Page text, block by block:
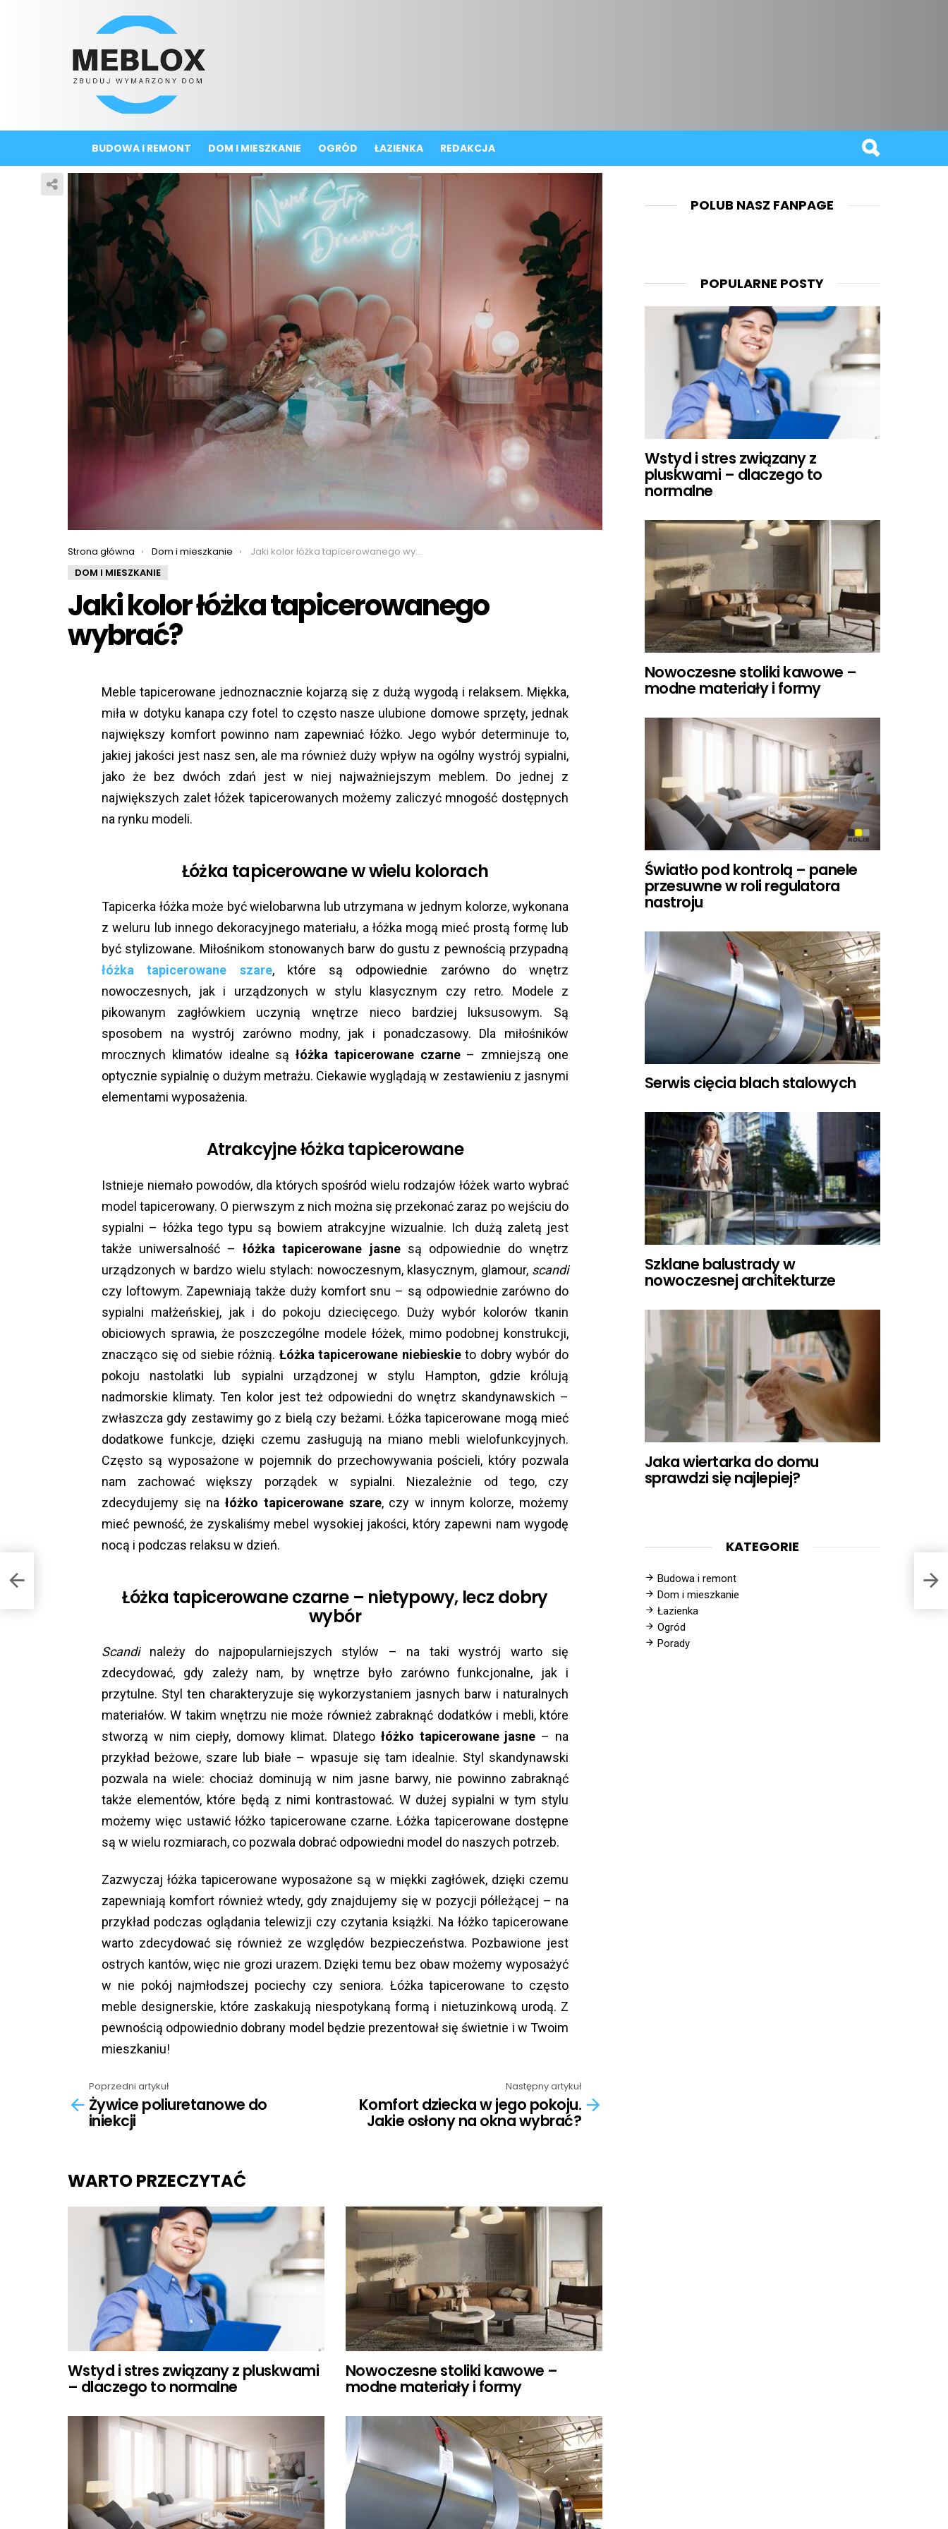
BUDOWA I REMONT DOM I MIESZKANIE OGRÓD ŁAZIENKA REDAKCJA
You are here:
Strona główna Dom i mieszkanie
Jaki kolor łóżka tapicerowanego wybrać?
DOM I MIESZKANIE
Jaki kolor łóżka tapicerowanego
wybrać?
Meble tapicerowane jednoznacznie kojarzą się z dużą wygodą i relaksem. Miękka,
miła w dotyku kanapa czy fotel to często nasze ulubione domowe sprzęty, jednak
największy komfort powinno nam zapewniać łóżko. Jego wybór determinuje to,
jakiej jakości jest nasz sen, ale ma również duży wpływ na ogólny wystrój sypialni,
jako że bez dwóch zdań jest w niej najważniejszym meblem. Do jednej z
największych zalet łóżek tapicerowanych możemy zaliczyć mnogość dostępnych
na rynku modeli.
Łóżka tapicerowane w wielu kolorach
Tapicerka łóżka może być wielobarwna lub utrzymana w jednym kolorze, wykonana
z weluru lub innego dekoracyjnego materiału, a łóżka mogą mieć prostą formę lub
być stylizowane. Miłośnikom stonowanych barw do gustu z pewnością przypadną
łóżka tapicerowane szare, które są odpowiednie zarówno do wnętrz
nowoczesnych, jak i urządzonych w stylu klasycznym czy retro. Modele z
pikowanym zagłówkiem uczynią wnętrze nieco bardziej luksusowym. Są
sposobem na wystrój zarówno modny, jak i ponadczasowy. Dla miłośników
mrocznych klimatów idealne sąłóżka tapicerowane czarne – zmniejszą one
optycznie sypialnię o dużym metrażu. Ciekawie wyglądają w zestawieniu z jasnymi
elementami wyposażenia.
Atrakcyjne łóżka tapicerowane
Istnieje niemało powodów, dla których spośród wielu rodzajów łóżek warto wybrać
model tapicerowany. O pierwszym z nich można się przekonać zaraz po wejściu do
sypialni – łóżka tego typu są bowiem atrakcyjne wizualnie. Ich dużą zaletą jest
także uniwersalność –łóżka tapicerowane jasne są odpowiednie do wnętrz
urządzonych w bardzo wielu stylach: nowoczesnym, klasycznym, glamour,scandi
czy loftowym. Zapewniają także duży komfort snu – są odpowiednie zarówno do
sypialni małżeńskiej, jak i do pokoju dziecięcego. Duży wybór kolorów tkanin
obiciowych sprawia, że poszczególne modele łóżek, mimo podobnej konstrukcji,
znacząco się od siebie różnią. Łóżka tapicerowane niebieskieto dobry wybór do
pokoju nastolatki lub sypialni urządzonej w stylu Hampton, gdzie królują
nadmorskie klimaty. Ten kolor jest też odpowiedni do wnętrz skandynawskich –
zwłaszcza gdy zestawimy go z bielą czy beżami. Łóżka tapicerowane mogą mieć
dodatkowe funkcje, dzięki czemu zasługują na miano mebli wielofunkcyjnych.
Często są wyposażone w pojemnik do przechowywania pościeli, który pozwala
nam zachować większy porządek w sypialni. Niezależnie od tego, czy
zdecydujemy się na łóżko tapicerowane szare, czy w innym kolorze, możemy
mieć pewność, że zyskaliśmy mebel wysokiej jakości, który zapewni nam wygodę
nocą i podczas relaksu w dzień.
Łóżka tapicerowane czarne – nietypowy, lecz dobry
wybór
Scandinależy do najpopularniejszych stylów – na taki wystrój warto się
zdecydować, gdy zależy nam, by wnętrze było zarówno funkcjonalne, jak i
przytulne. Styl ten charakteryzuje się wykorzystaniem jasnych barw i naturalnych
materiałów. W takim wnętrzu nie może również zabraknąć dodatków i mebli, które
stworzą w nim ciepły, domowy klimat. Dlatego łóżko tapicerowane jasne – na
przykład beżowe, szare lub białe – wpasuje się tam idealnie. Styl skandynawski
pozwala na wiele: chociaż dominują w nim jasne barwy, nie powinno zabraknąć
także elementów, które będą z nimi kontrastować. W dużej sypialni w tym stylu
możemy więc ustawić łóżko tapicerowane czarne. Łóżka tapicerowane dostępne
są w wielu rozmiarach, co pozwala dobrać odpowiedni model do naszych potrzeb.
Zazwyczaj łóżka tapicerowane wyposażone są w miękki zagłówek, dzięki czemu
zapewniają komfort również wtedy, gdy znajdujemy się w pozycji półleżącej – na
przykład podczas oglądania telewizji czy czytania książki. Na łóżko tapicerowane
warto zdecydować się również ze względów bezpieczeństwa. Pozbawione jest
ostrych kantów, więc nie grozi urazem. Dzięki temu bez obaw możemy wyposażyć
w nie pokój najmłodszej pociechy czy seniora. Łóżka tapicerowane to często
meble designerskie, które zaskakują niespotykaną formą i nietuzinkową urodą. Z
pewnością odpowiednio dobrany model będzie prezentował się świetnie i w Twoim
mieszkaniu!
more
Poprzedni artykuł
Żywice poliuretanowe do
iniekcji
Następny artykuł
Komfort dziecka w jego pokoju.
Jakie osłony na okna wybrać?
WARTO PRZECZYTAĆ
Wstyd i stres związany z pluskwami
– dlaczego to normalne
Nowoczesne stoliki kawowe –
modne materiały i formy
POLUB NASZ FANPAGE
POPULARNE POSTY
Wstyd i stres związany z
pluskwami – dlaczego to
normalne
Nowoczesne stoliki kawowe –
modne materiały i formy
Światło pod kontrolą – panele
przesuwne w roli regulatora
nastroju
Serwis cięcia blach stalowych
Szklane balustrady w
nowoczesnej architekturze
Jaka wiertarka do domu
sprawdzi się najlepiej?
KATEGORIE
Budowa i remont
Dom i mieszkanie
Łazienka
Ogród
Porady